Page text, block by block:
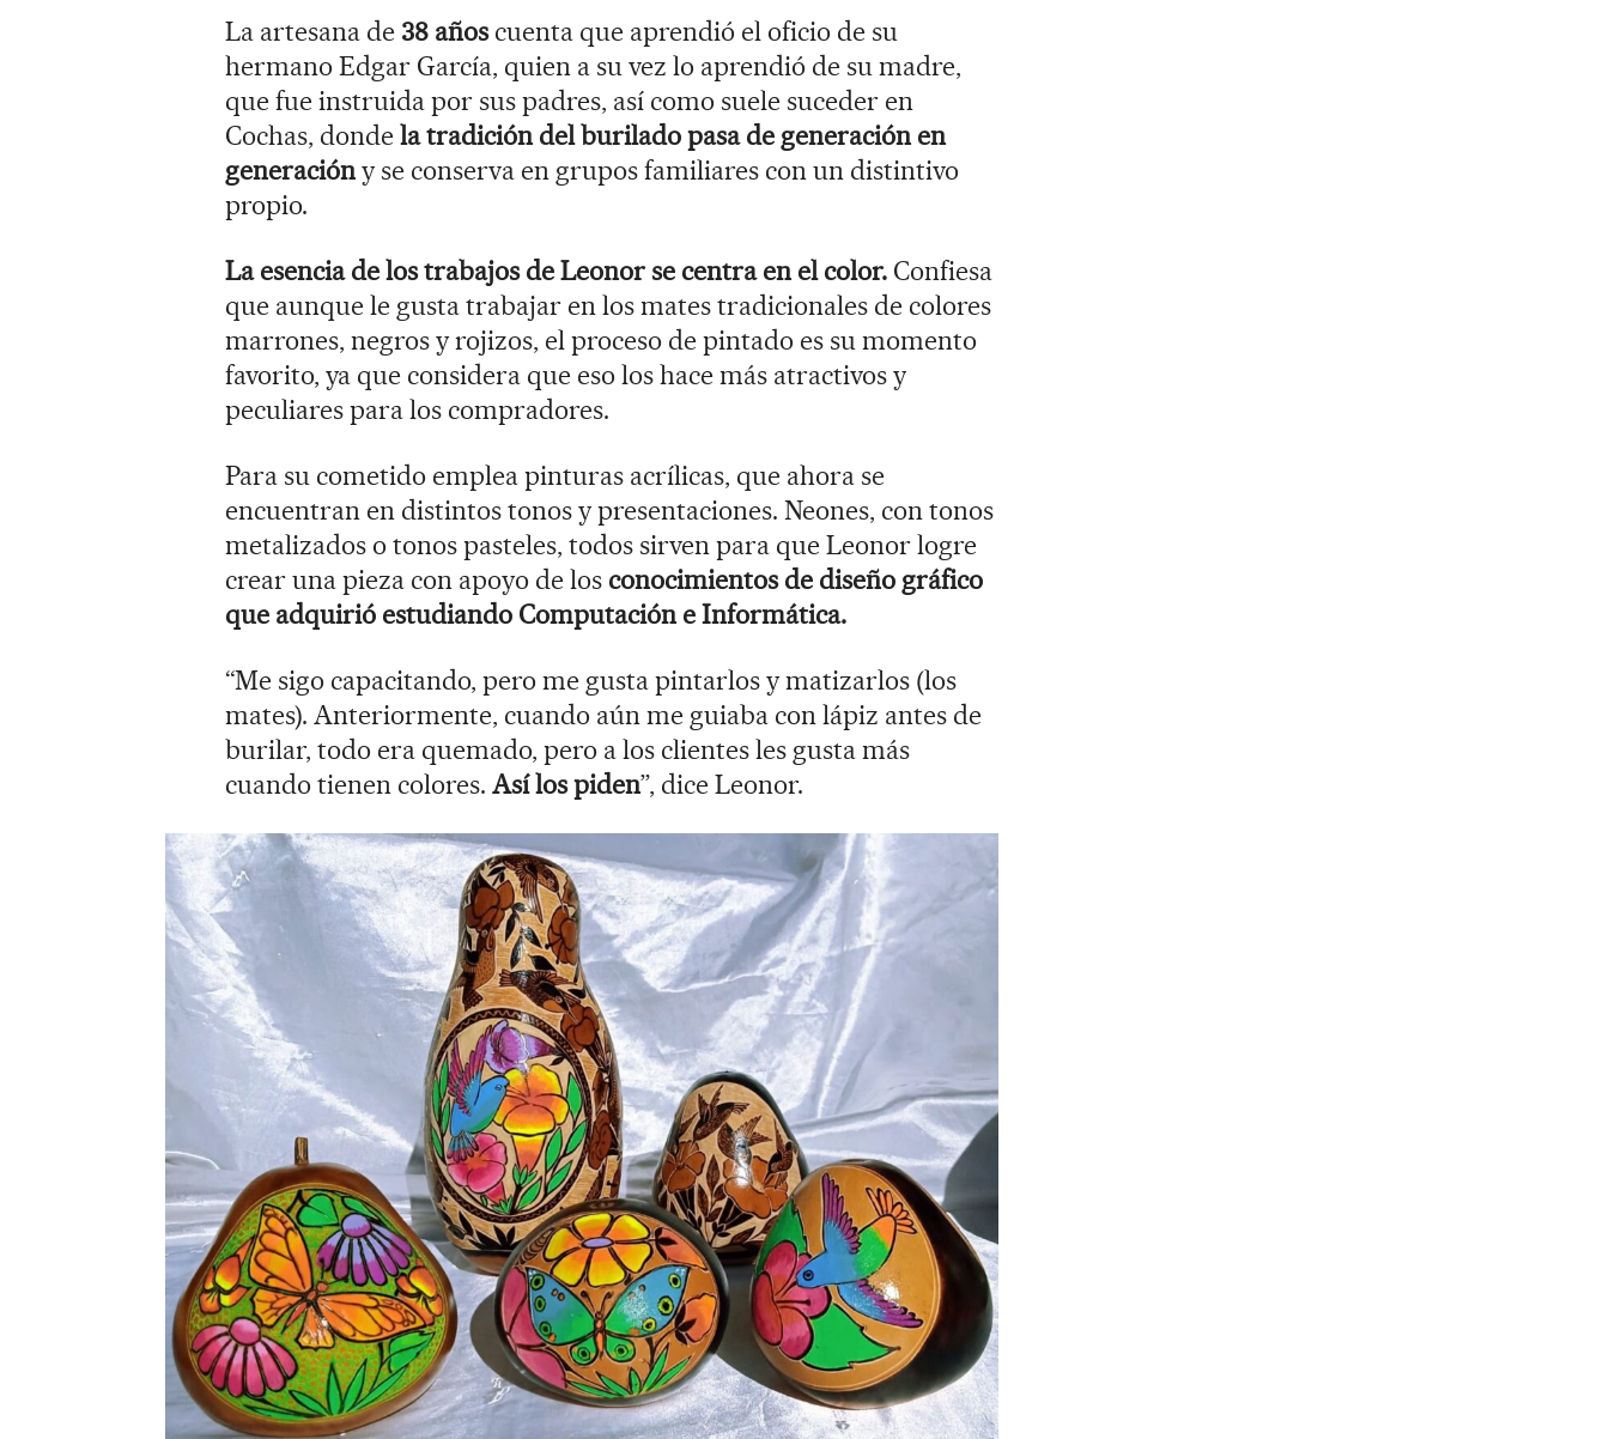
La artesana de 38 añoscuenta que aprendió el oficio de su
hermano Edgar García, quien a su vez lo aprendió de su madre,
que fue instruida por sus padres, así como suele suceder en
Cochas, dondela tradición del burilado pasa de generación en
generacióny se conserva en grupos familiares con un distintivo
propio.
La esencia de los trabajos de Leonor se centra en el color. Confiesa
que aunque le gusta trabajar en los mates tradicionales de colores
marrones, negros y rojizos, el proceso de pintado es su momento
favorito, ya que considera que eso los hace más atractivos y
peculiares para los compradores.
Para su cometido emplea pinturas acrílicas, que ahora se
encuentran en distintos tonos y presentaciones. Neones, con tonos
metalizados o tonos pasteles, todos sirven para que Leonor logre
crear una pieza con apoyo de los conocimientos de diseño gráfico
que adquirió estudiando Computación e Informática.
“Me sigo capacitando, pero me gusta pintarlos y matizarlos (los
mates). Anteriormente, cuando aún me guiaba con lápiz antes de
burilar, todo era quemado, pero a los clientes les gusta más
cuando tienen colores. Así los piden”, dice Leonor.